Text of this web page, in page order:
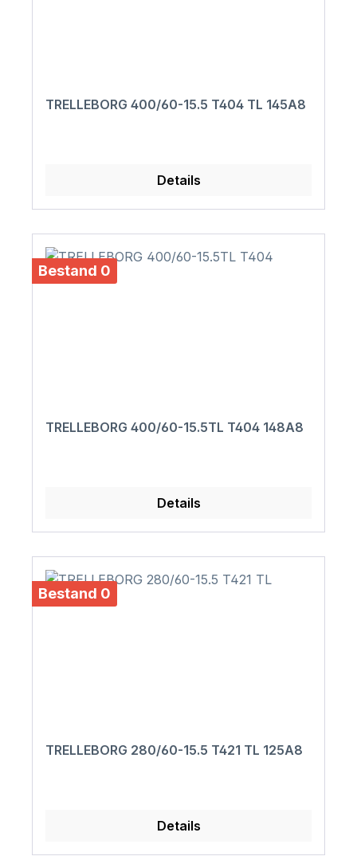
TRELLEBORG 400/60-15.5 T404 TL 145A8
Details
Bestand 0
TRELLEBORG 400/60-15.5TL T404 148A8
Details
Bestand 0
TRELLEBORG 280/60-15.5 T421 TL 125A8
Details